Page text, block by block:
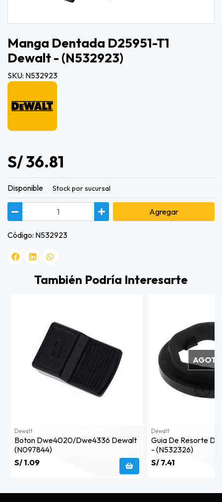
Manga Dentada D25951-T1
Dewalt - (n532923)
SKU: N532923
S/ 36.81
Disponible Stock por sucursal
Agregar
Código: N532923
También Podría Interesarte
Dewalt
Boton Dwe4020/dwe4336 Dewalt
(n097844)
S/ 1.09
Dewalt
Guia De Resorte
- (n532326)
S/ 7.41